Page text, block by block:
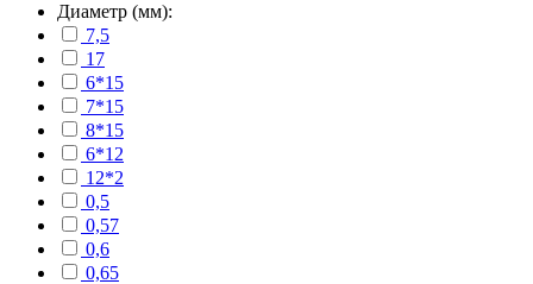
Диаметр (мм):
7,5
17
6*15
7*15
8*15
6*12
12*2
0,5
0,57
0,6
0,65